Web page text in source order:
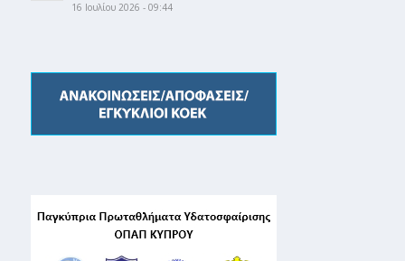
16 Ιουλίου 2026 - 09:44